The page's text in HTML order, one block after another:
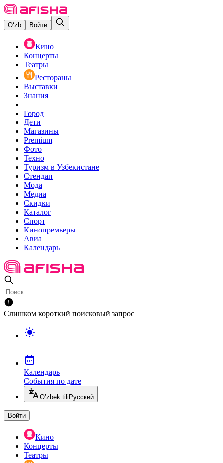
O‘zb Войти
Кино
Концерты
Театры
Рестораны
Выставки
Знания
Город
Дети
Магазины
Premium
Фото
Техно
Туризм в Узбекистане
Стендап
Мода
Медиа
Скидки
Каталог
Спорт
Кинопремьеры
Авиа
Календарь
Слишком короткий поисковый запрос
Календарь
События по дате
O’zbek tili Русский
Войти
Кино
Концерты
Театры